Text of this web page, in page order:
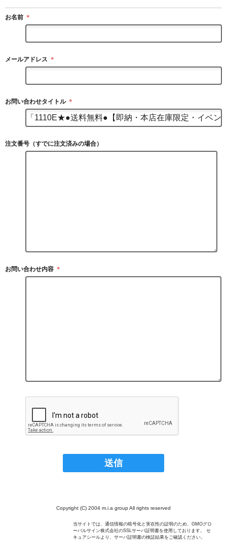
お名前 ＊
メールアドレス ＊
お問い合わせタイトル ＊
注文番号（すでに注文済みの場合）
お問い合わせ内容 ＊
Copyright (C) 2004 m.i.a group All rights reserved
当サイトでは、通信情報の暗号化と実在性の証明のため、GMOグロ
ーバルサイン株式会社のSSLサーバ証明書を使用しております。 セ
キュアシールより、サーバ証明書の検証結果をご確認ください。